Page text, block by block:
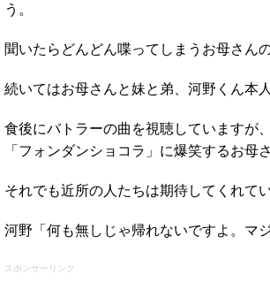
う。
聞いたらどんどん喋ってしまうお母さん
続いてはお母さんと妹と弟、河野くん本
食後にバトラーの曲を視聴していますが
「フォンダンショコラ」に爆笑するお母
それでも近所の人たちは期待してくれて
河野「何も無しじゃ帰れないですよ。マジ
スポンサーリンク